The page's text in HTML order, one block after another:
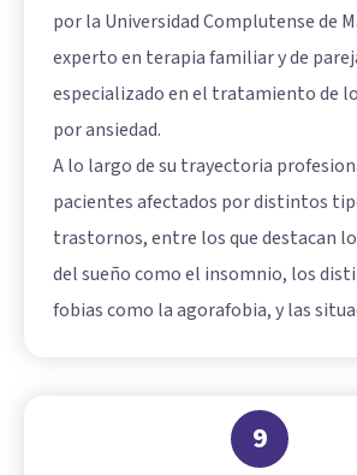
por la Universidad Complutense de
experto en terapia familiar y de
especializado en el tratamiento de
por ansiedad.
A lo largo de su trayectoria
pacientes afectados por distintos
trastornos, entre los que destacan
del sueño como el insomnio, los
fobias como la agorafobia, y las
9